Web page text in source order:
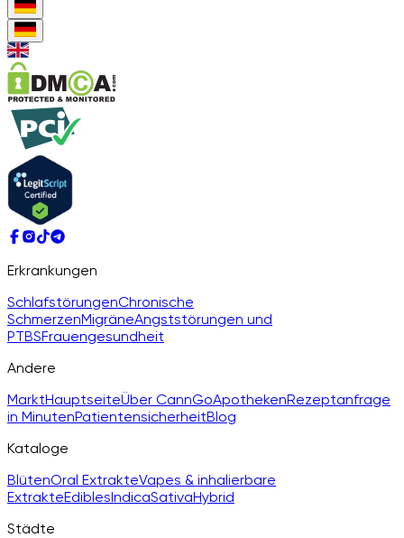
Erkrankungen
SchlafstörungenChronische
SchmerzenMigräneAngststörungen und
PTBSFrauengesundheit
Andere
MarktHauptseiteÜber CannGoApothekenRezeptanfrage
in MinutenPatientensicherheitBlog
Kataloge
BlütenOral ExtrakteVapes & inhalierbare
ExtrakteEdiblesIndicaSativaHybrid
Städte